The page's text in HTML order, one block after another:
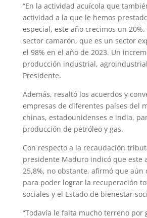
“En la actividad acuícola que
actividad a la que le hemos
especial, este año crecimos un
sector camarón, que es un sector
el 98% en el año de 2023. Un
producción industrial,
Presidente.
Además, resaltó los acuerdos y
empresas de diferentes países del
chinas, estadounidenses e india,
producción de petróleo y gas.
Con respecto a la recaudación
presidente Maduro indicó que este
25,8%, no obstante, afirmó que aún
para poder lograr la recuperación
sociales y el Estado de bienestar
“Todavía le falta mucho terreno por